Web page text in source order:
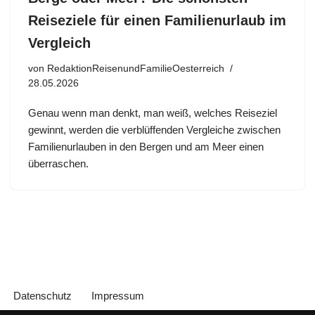
Reiseziele für einen Familienurlaub im
Vergleich
von RedaktionReisenundFamilieOesterreich
28.05.2026
Genau wenn man denkt, man weiß, welches Reiseziel
gewinnt, werden die verblüffenden Vergleiche zwischen
Familienurlauben in den Bergen und am Meer einen
überraschen.
Datenschutz Impressum